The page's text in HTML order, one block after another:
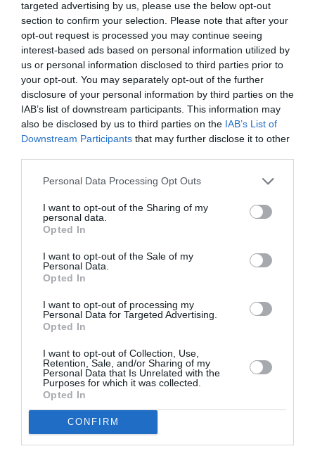
targeted advertising by us, please use the below opt-out
section to confirm your selection. Please note that after your
opt-out request is processed you may continue seeing
interest-based ads based on personal information utilized by
us or personal information disclosed to third parties prior to
your opt-out. You may separately opt-out of the further
disclosure of your personal information by third parties on the
IAB’s list of downstream participants. This information may
also be disclosed by us to third parties on the IAB’s List of
Downstream Participants that may further disclose it to other
Personal Data Processing Opt Outs
I want to opt-out of the Sharing of my
personal data.
Opted In
I want to opt-out of the Sale of my
Personal Data.
Opted In
I want to opt-out of processing my
Personal Data for Targeted Advertising.
Opted In
I want to opt-out of Collection, Use,
Retention, Sale, and/or Sharing of my
Personal Data that Is Unrelated with the
Purposes for which it was collected.
Opted In
CONFIRM
Tags
JAZZ - BLUES - ETHNIC
ΑΝΔΡΕΑΣ ΠΟΛΥΖΩΓΟΠΟΥΛΟΣ
ΝΕΑ ΑΛΜΠΟΥΜ
Newsletter
Κάθε βδομάδα στο e-mail σας τα τελευταία νέα για
Σχετικά Άρθρα
Mania The Abba
The Magician’s